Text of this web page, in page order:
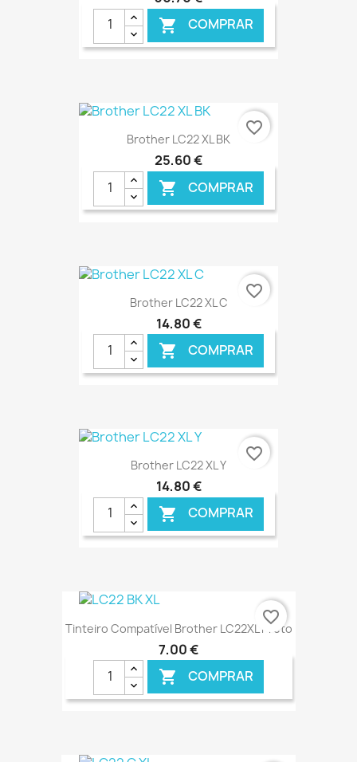
 COMPRAR
Brother LC22 XL BK
25,60 €
 COMPRAR
€ ONLINE
favorite_border
Brother LC22 XL C
14,80 €
 COMPRAR
€ ONLINE
favorite_border
Brother LC22 XL Y
14,80 €
 COMPRAR
€ ONLINE
favorite_border
Tinteiro Compatível Brother LC22XL Preto
7,00 €
 COMPRAR
favorite_border